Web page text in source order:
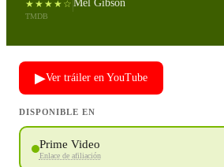
★★★★☆
TMDB
Mel Gibson
▶Ver tráiler en YouTube
DISPONIBLE EN
Prime Video
Enlace de afiliación